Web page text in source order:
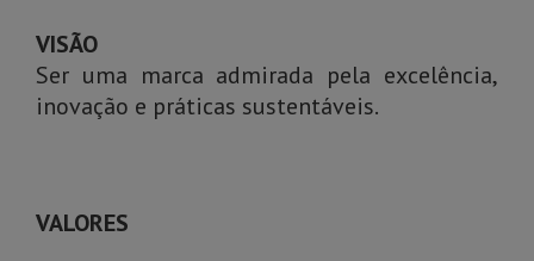
VISÃO
Ser uma marca admirada pela excelência,
inovação e práticas sustentáveis.
VALORES